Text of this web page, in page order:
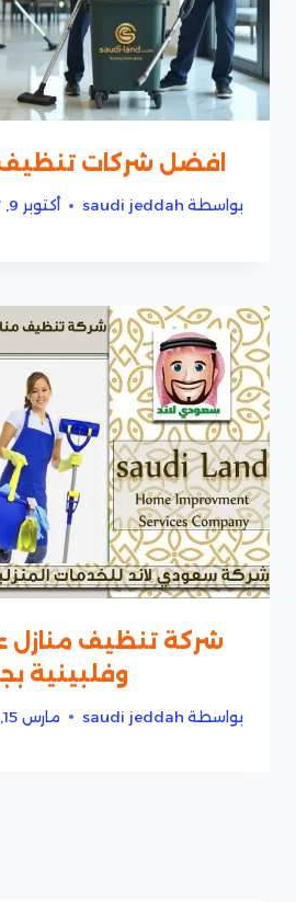
افضل شركات تنظيف
بواسطة saudi jeddah أكتوبر 9, 2017
شركة تنظيف منازل
وفلبينية
بواسطة saudi jeddah مارس 15, 2018